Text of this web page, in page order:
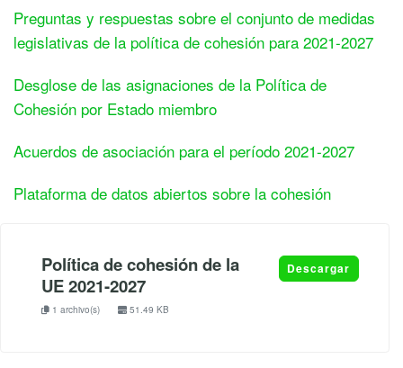
Preguntas y respuestas sobre el conjunto de medidas
legislativas de la política de cohesión para 2021-2027
Desglose de las asignaciones de la Política de
Cohesión por Estado miembro
Acuerdos de asociación para el período 2021-2027
Plataforma de datos abiertos sobre la cohesión
Política de cohesión de la
UE 2021-2027
1 archivo(s) 51.49 KB
Descargar